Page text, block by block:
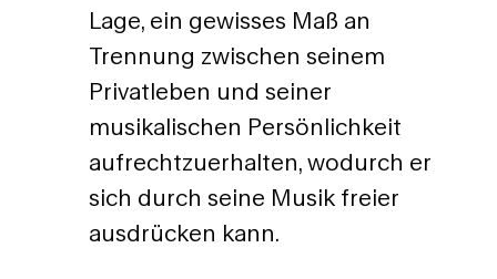
Lage, ein gewisses Maß an
Trennung zwischen seinem
Privatleben und seiner
musikalischen Persönlichkeit
aufrechtzuerhalten, wodurch er
sich durch seine Musik freier
ausdrücken kann.